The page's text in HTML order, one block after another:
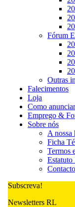
Fórum
Outras
Falecimentos
Loja
Como anunciar
Emprego &
Sobre nós
A nossa
Ficha
Termos
Subscreva!
Newsletters RL